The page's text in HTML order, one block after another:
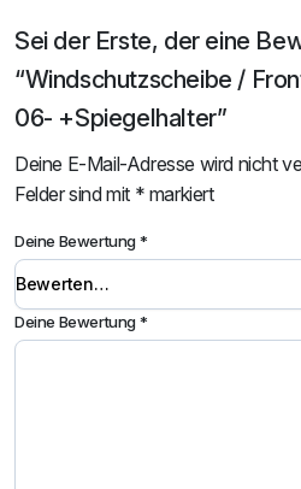
Sei der Erste, der eine
“Windschutzscheibe /
06- +Spiegelhalter”
Deine E-Mail-Adresse wird nicht
Felder sind mit * markiert
Deine Bewertung*
Deine Bewertung*